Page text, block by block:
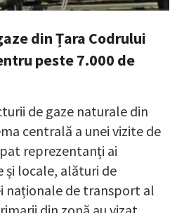
din Țara Codrului
peste 7.000 de
de gaze naturale din
centrală a unei vizite de
reprezentanți ai
locale, alături de
naționale de transport al